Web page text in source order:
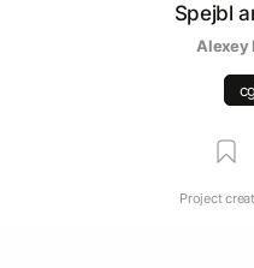
Spejbl
Alexey
Project